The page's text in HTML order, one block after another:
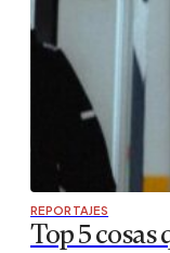
REPORTAJES
Top 5